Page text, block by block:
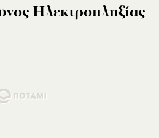
Ηλεκτροπληξίας